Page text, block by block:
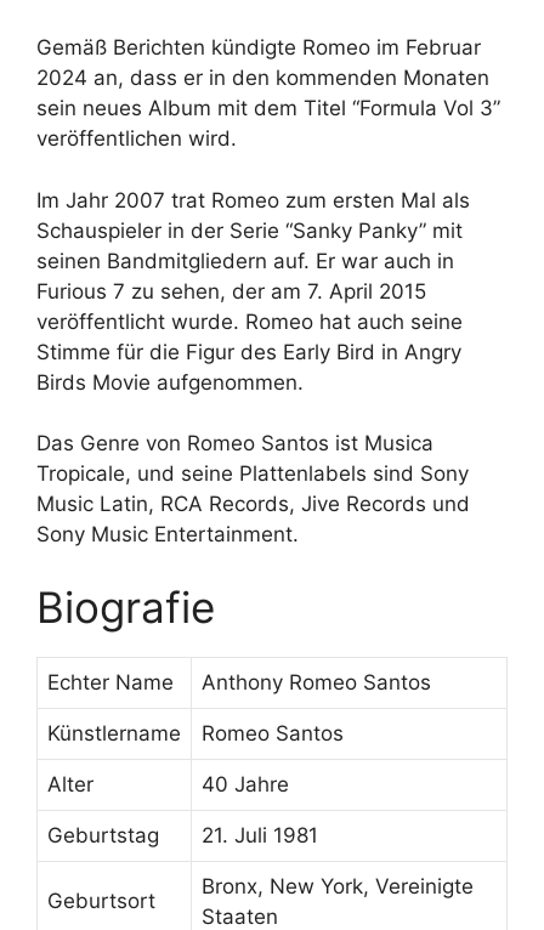
Gemäß Berichten kündigte Romeo im Februar
2024 an, dass er in den kommenden Monaten
sein neues Album mit dem Titel “Formula Vol 3”
veröffentlichen wird.
Im Jahr 2007 trat Romeo zum ersten Mal als
Schauspieler in der Serie “Sanky Panky” mit
seinen Bandmitgliedern auf. Er war auch in
Furious 7 zu sehen, der am 7. April 2015
veröffentlicht wurde. Romeo hat auch seine
Stimme für die Figur des Early Bird in Angry
Birds Movie aufgenommen.
Das Genre von Romeo Santos ist Musica
Tropicale, und seine Plattenlabels sind Sony
Music Latin, RCA Records, Jive Records und
Sony Music Entertainment.
Biografie
Echter Name Anthony Romeo Santos
Künstlername Romeo Santos
Alter 40 Jahre
Geburtstag 21. Juli 1981
Geburtsort
Bronx, New York, Vereinigte
Staaten